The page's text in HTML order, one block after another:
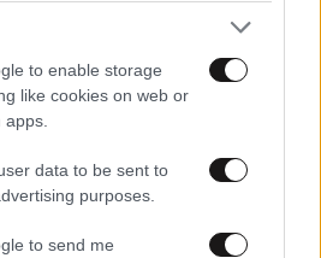
to enable storage
like cookies on web or
data to be sent to
purposes.
to send me